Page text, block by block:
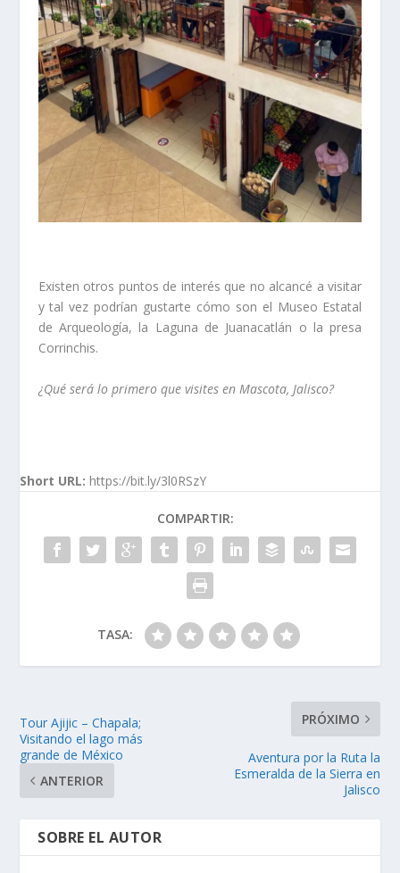
Existen otros puntos de interés que no alcancé a visitar
y tal vez podrían gustarte cómo son el Museo Estatal
de Arqueología, la Laguna de Juanacatlán o la presa
Corrinchis.
¿Qué será lo primero que visites en Mascota, Jalisco?
Short URL: https://bit.ly/3l0RSzY
COMPARTIR:
TASA:
Tour Ajijic – Chapala;
Visitando el lago más
grande de México
ANTERIOR
PRÓXIMO
Aventura por la Ruta la
Esmeralda de la Sierra en
Jalisco
SOBRE EL AUTOR